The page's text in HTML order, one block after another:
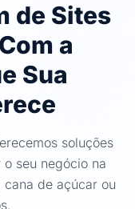
de Sites
a
Sua
soluções
seu negócio na
de açúcar ou